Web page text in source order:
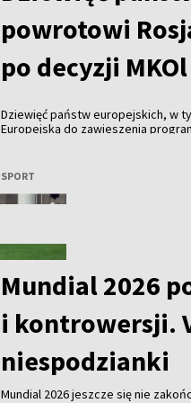
powrotowi
po decyzji MKOl
Dziewięć państw europejskich, w
Europejską do zawieszenia
SPORT
Mundial 2026
i kontrowersji.
niespodzianki
Mundial 2026 jeszcze się nie